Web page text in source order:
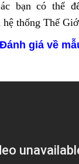
bạn có thể
hệ thống Thế
Đánh giá về